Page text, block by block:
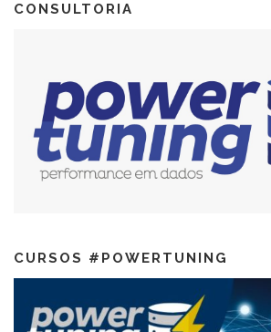
CONSULTORIA
CURSOS #POWERTUNING